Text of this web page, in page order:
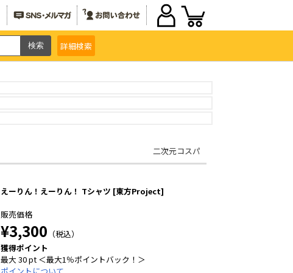
詳細検索
二次元コスパ
えーりん！えーりん！ Tシャツ [東方Project]
販売価格
¥3,300 （税込）
獲得ポイント
最大 30 pt ＜最大1％ポイントバック！＞